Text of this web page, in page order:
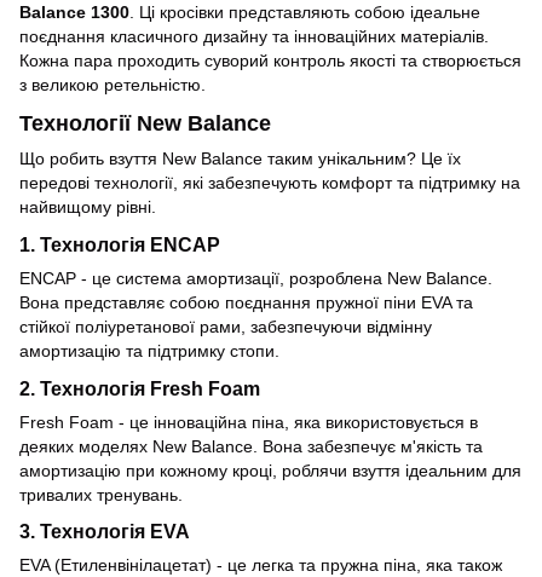
Balance 1300. Ці кросівки представляють собою ідеальне
поєднання класичного дизайну та інноваційних матеріалів.
Кожна пара проходить суворий контроль якості та створюється
з великою ретельністю.
Технології New Balance
Що робить взуття New Balance таким унікальним? Це їх
передові технології, які забезпечують комфорт та підтримку на
найвищому рівні.
1. Технологія ENCAP
ENCAP - це система амортизації, розроблена New Balance.
Вона представляє собою поєднання пружної піни EVA та
стійкої поліуретанової рами, забезпечуючи відмінну
амортизацію та підтримку стопи.
2. Технологія Fresh Foam
Fresh Foam - це інноваційна піна, яка використовується в
деяких моделях New Balance. Вона забезпечує м'якість та
амортизацію при кожному кроці, роблячи взуття ідеальним для
тривалих тренувань.
3. Технологія EVA
EVA (Етиленвінілацетат) - це легка та пружна піна, яка також